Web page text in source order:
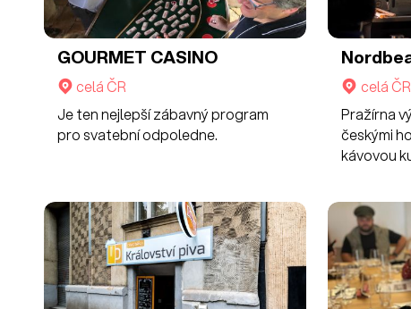
GOURMET CASINO
celá ČR
Je ten nejlepší zábavný program
pro svatební odpoledne.
celá ČR
Pražírna
českými
kávovou